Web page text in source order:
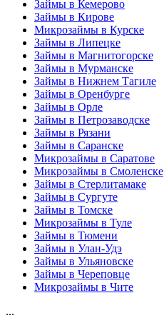
Займы в Кемерово
Займы в Кирове
Микрозаймы в Курске
Займы в Липецке
Займы в Магнитогорске
Займы в Мурманске
Займы в Нижнем Тагиле
Займы в Оренбурге
Займы в Орле
Займы в Петрозаводске
Займы в Рязани
Займы в Саранске
Микрозаймы в Саратове
Микрозаймы в Смоленске
Займы в Стерлитамаке
Займы в Сургуте
Займы в Томске
Микрозаймы в Туле
Займы в Тюмени
Займы в Улан-Удэ
Займы в Ульяновске
Займы в Череповце
Микрозаймы в Чите
...